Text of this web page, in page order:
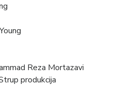
Reza Mortazavi
produkcija